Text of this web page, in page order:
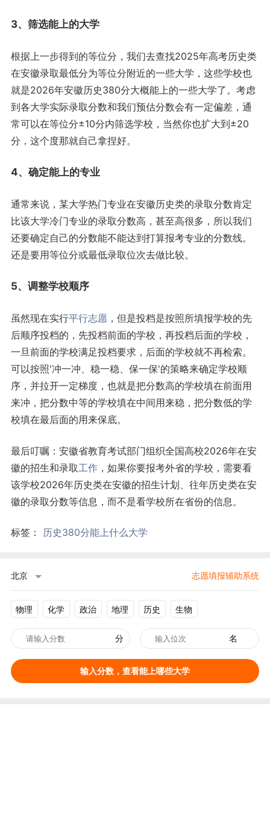
3、筛选能上的大学
根据上一步得到的等位分，我们去查找2025年高考历史类
在安徽录取最低分为等位分附近的一些大学，这些学校也
就是2026年安徽历史380分大概能上的一些大学了。考虑
到各大学实际录取分数和我们预估分数会有一定偏差，通
常可以在等位分±10分内筛选学校，当然你也扩大到±20
分，这个度那就自己拿捏好。
4、确定能上的专业
通常来说，某大学热门专业在安徽历史类的录取分数肯定
比该大学冷门专业的录取分数高，甚至高很多，所以我们
还要确定自己的分数能不能达到打算报考专业的分数线。
还是要用等位分或最低录取位次去做比较。
5、调整学校顺序
虽然现在实行平行志愿，但是投档是按照所填报学校的先
后顺序投档的，先投档前面的学校，再投档后面的学校，
一旦前面的学校满足投档要求，后面的学校就不再检索。
可以按照'冲一冲、稳一稳、保一保'的策略来确定学校顺
序，并拉开一定梯度，也就是把分数高的学校填在前面用
来冲，把分数中等的学校填在中间用来稳，把分数低的学
校填在最后面的用来保底。
最后叮嘱：安徽省教育考试部门组织全国高校2026年在安
徽的招生和录取工作，如果你要报考外省的学校，需要看
该学校2026年历史类在安徽的招生计划、往年历史类在安
徽的录取分数等信息，而不是看学校所在省份的信息。
标签： 历史380分能上什么大学
北京 志愿填报辅助系统
物理 化学 政治 地理 历史 生物
分 名
输入分数，查看能上哪些大学